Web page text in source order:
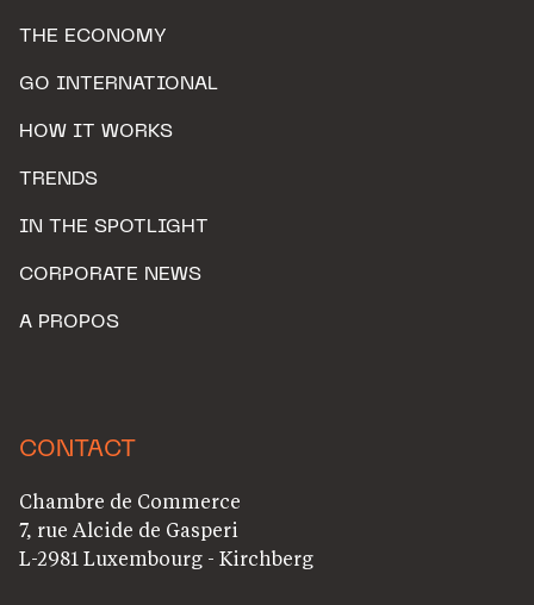
THE ECONOMY
GO INTERNATIONAL
HOW IT WORKS
TRENDS
IN THE SPOTLIGHT
CORPORATE NEWS
A PROPOS
CONTACT
Chambre de Commerce
7, rue Alcide de Gasperi
L-2981 Luxembourg - Kirchberg